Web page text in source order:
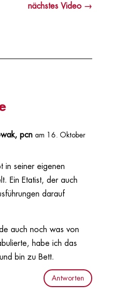
nächstes Video →
pcn am 16. Oktober
in seiner eigenen
Ein Etatist, der auch
darauf
auch noch was von
habe ich das
bin zu Bett.
Antworten